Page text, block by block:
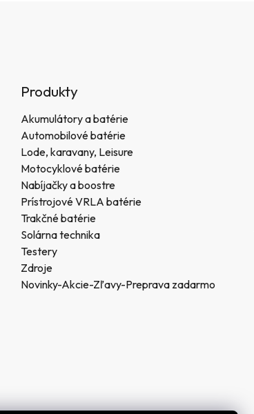
Produkty
Akumulátory a batérie
Automobilové batérie
Lode, karavany, Leisure
Motocyklové batérie
Nabíjačky a boostre
Prístrojové VRLA batérie
Trakčné batérie
Solárna technika
Testery
Zdroje
Novinky-Akcie-Zľavy-Preprava zadarmo